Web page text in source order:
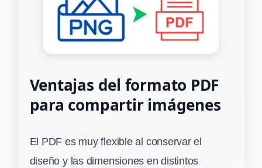
Ventajas del formato PDF
para compartir imágenes
El PDF es muy flexible al conservar el
diseño y las dimensiones en distintos